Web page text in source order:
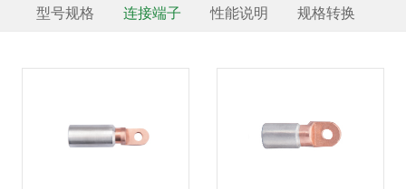
型号规格 连接端子 性能说明 规格转换